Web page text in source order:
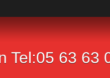
Tel:05 63 63